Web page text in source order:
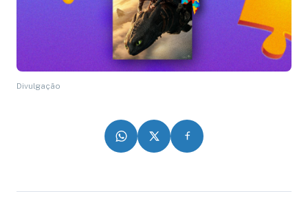
Divulgação